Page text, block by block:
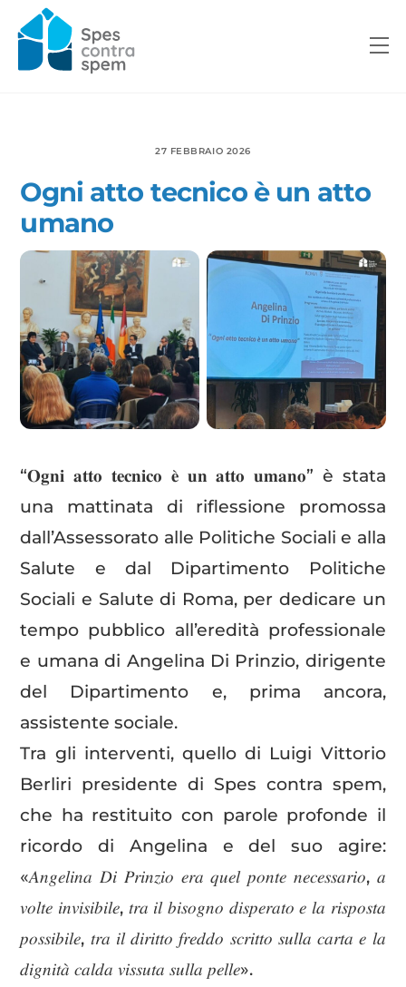
content
27 FEBBRAIO 2026
Ogni atto tecnico è un atto
umano
“𝐎𝐠𝐧𝐢 𝐚𝐭𝐭𝐨 𝐭𝐞𝐜𝐧𝐢𝐜𝐨 𝐞̀ 𝐮𝐧 𝐚𝐭𝐭𝐨 𝐮𝐦𝐚𝐧𝐨” è stata
una mattinata di riflessione promossa
dall’Assessorato alle Politiche Sociali e alla
Salute e dal Dipartimento Politiche
Sociali e Salute di Roma, per dedicare un
tempo pubblico all’eredità professionale
e umana di Angelina Di Prinzio, dirigente
del Dipartimento e, prima ancora,
assistente sociale.
Tra gli interventi, quello di Luigi Vittorio
Berliri presidente di Spes contra spem,
che ha restituito con parole profonde il
ricordo di Angelina e del suo agire:
«𝐴𝑛𝑔𝑒𝑙𝑖𝑛𝑎 𝐷𝑖 𝑃𝑟𝑖𝑛𝑧𝑖𝑜 𝑒𝑟𝑎 𝑞𝑢𝑒𝑙 𝑝𝑜𝑛𝑡𝑒 𝑛𝑒𝑐𝑒𝑠𝑠𝑎𝑟𝑖𝑜, 𝑎
𝑣𝑜𝑙𝑡𝑒 𝑖𝑛𝑣𝑖𝑠𝑖𝑏𝑖𝑙𝑒, 𝑡𝑟𝑎 𝑖𝑙 𝑏𝑖𝑠𝑜𝑔𝑛𝑜 𝑑𝑖𝑠𝑝𝑒𝑟𝑎𝑡𝑜 𝑒 𝑙𝑎 𝑟𝑖𝑠𝑝𝑜𝑠𝑡𝑎
𝑝𝑜𝑠𝑠𝑖𝑏𝑖𝑙𝑒, 𝑡𝑟𝑎 𝑖𝑙 𝑑𝑖𝑟𝑖𝑡𝑡𝑜 𝑓𝑟𝑒𝑑𝑑𝑜 𝑠𝑐𝑟𝑖𝑡𝑡𝑜 𝑠𝑢𝑙𝑙𝑎 𝑐𝑎𝑟𝑡𝑎 𝑒 𝑙𝑎
𝑑𝑖𝑔𝑛𝑖𝑡𝑎̀ 𝑐𝑎𝑙𝑑𝑎 𝑣𝑖𝑠𝑠𝑢𝑡𝑎 𝑠𝑢𝑙𝑙𝑎 𝑝𝑒𝑙𝑙𝑒».